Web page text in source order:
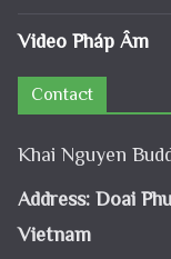
Video Pháp Âm
Contact
Khai Nguyen
Address: Doai
Vietnam